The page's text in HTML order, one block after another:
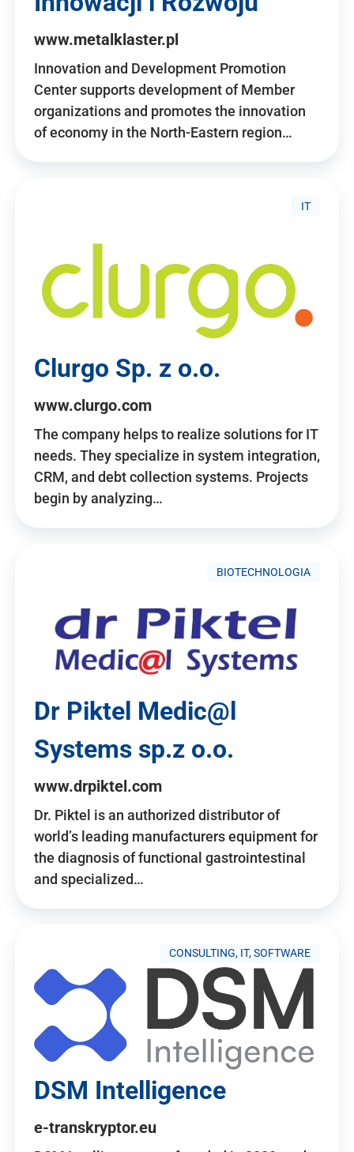
www.metalklaster.pl
Innovation and Development Promotion
Center supports development of Member
organizations and promotes the innovation
of economy in the North-Eastern region…
IT
Clurgo Sp. z o.o.
www.clurgo.com
The company helps to realize solutions for IT
needs. They specialize in system integration,
CRM, and debt collection systems. Projects
begin by analyzing…
BIOTECHNOLOGIA
Dr Piktel Medic@l
Systems sp.z o.o.
www.drpiktel.com
Dr. Piktel is an authorized distributor of
world’s leading manufacturers equipment for
the diagnosis of functional gastrointestinal
and specialized…
CONSULTING, IT, SOFTWARE
DSM Intelligence
e-transkryptor.eu